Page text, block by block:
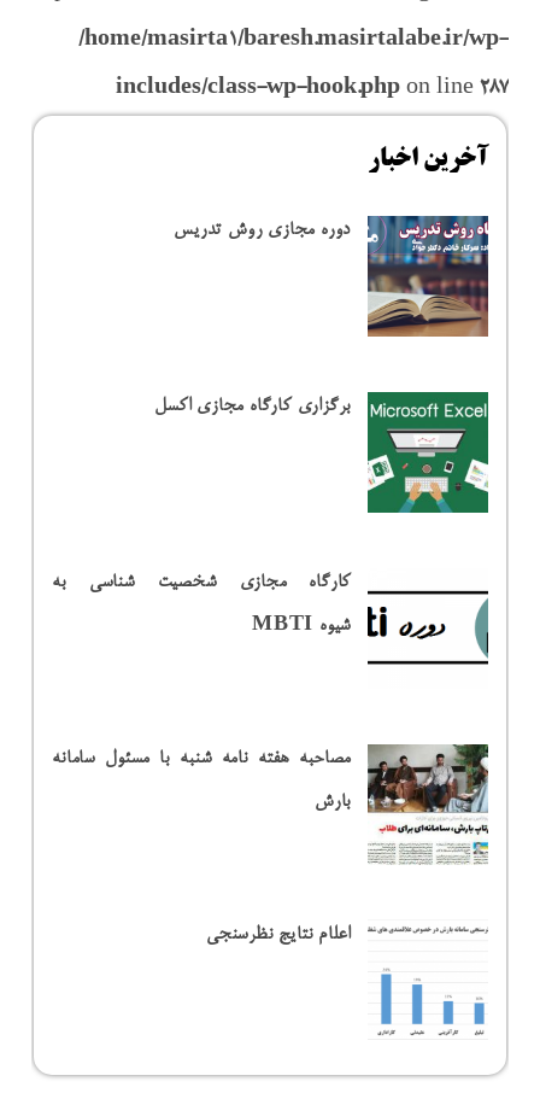
/home/masirta1/baresh.masirtalabe.ir/wp-
includes/class-wp-hook.phpon line 287
آخرین اخبار
دوره مجازی روش تدریس
برگزاری کارگاه مجازی اکسل
کارگاه مجازی شخصیت شناسی به
شیوه MBTI
مصاحبه هفته نامه شنبه با مسئول سامانه
بارش
اعلام نتایج نظرسنجی